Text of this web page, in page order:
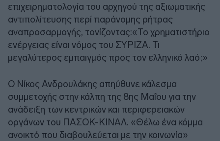
επιχειρηματολογία του αρχηγού της αξιωματικής
αντιπολίτευσης περί παράνομης ρήτρας
αναπροσαρμογής, τονίζοντας:«Το χρηματιστήριο
ενέργειας είναι νόμος του ΣΥΡΙΖΑ. Τι
μεγαλύτερος εμπαιγμός προς τον ελληνικό λαό;»
Ο Νίκος Ανδρουλάκης απηύθυνε κάλεσμα
συμμετοχής στην κάλπη της 8ης Μαΐου για την
ανάδειξη των κεντρικών και περιφερειακών
οργάνων του ΠΑΣΟΚ-ΚΙΝΑΛ. «Θέλω ένα κόμμα
ανοικτό που διαβουλεύεται με την κοινωνία»